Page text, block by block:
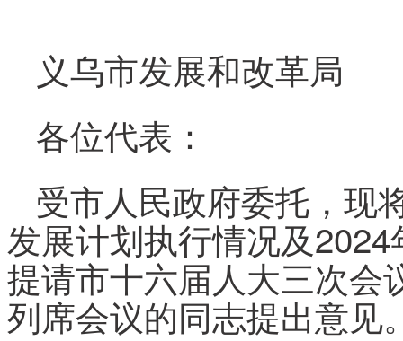
义乌市发展和改革局
各位代表：
受市人民政府委托，现
发展计划执行情况及
提请市十六届人大三次会
列席会议的同志提出意见